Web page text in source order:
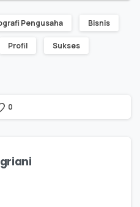
Pengusaha Bisnis
Profil Sukses
0